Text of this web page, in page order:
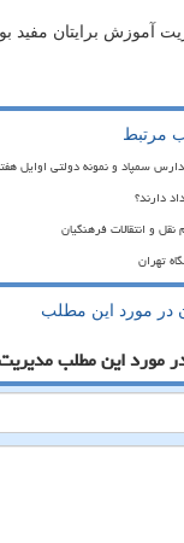
آموزش برایتان مفید
مرتبط
سمپاد و نمونه دولتی اوایل
دارند؟
و انتقالات فرهنگیان
تهران
در مورد این مطلب
مورد این مطلب